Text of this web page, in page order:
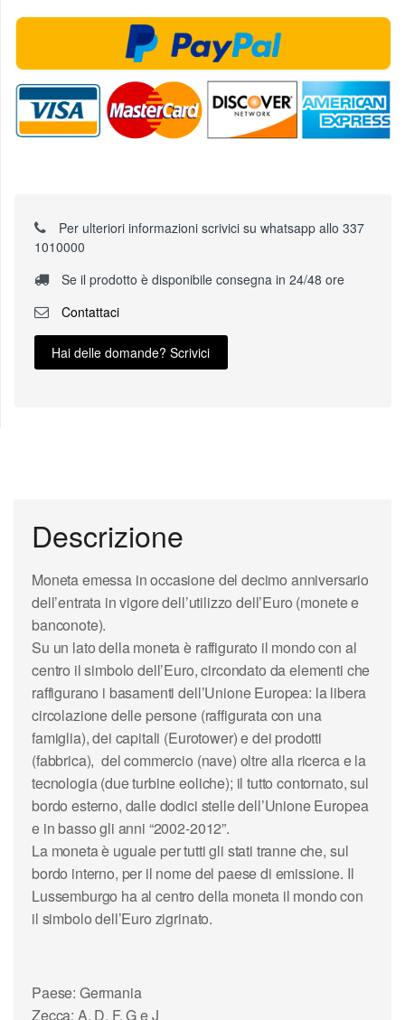
Per ulteriori informazioni scrivici su whatsapp allo 337
1010000
Se il prodotto è disponibile consegna in 24/48 ore
Contattaci
Hai delle domande? Scrivici
Descrizione
Moneta emessa in occasione del decimo anniversario
dell’entrata in vigore dell’utilizzo dell’Euro (monete e
banconote).
Su un lato della moneta è raffigurato il mondo con al
centro il simbolo dell’Euro, circondato da elementi che
raffigurano i basamenti dell’Unione Europea: la libera
circolazione delle persone (raffigurata con una
famiglia), dei capitali (Eurotower) e dei prodotti
(fabbrica), del commercio (nave) oltre alla ricerca e la
tecnologia (due turbine eoliche); il tutto contornato, sul
bordo esterno, dalle dodici stelle dell’Unione Europea
e in basso gli anni “2002-2012”.
La moneta è uguale per tutti gli stati tranne che, sul
bordo interno, per il nome del paese di emissione. Il
Lussemburgo ha al centro della moneta il mondo con
il simbolo dell’Euro zigrinato.
Paese: Germania
Zecca: A, D, F, G e J